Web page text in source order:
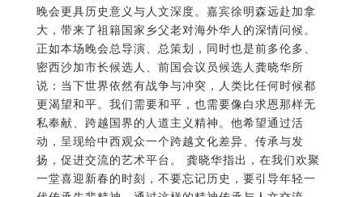
晚会更具历史意义与人文深度。嘉宾徐明森远赴加拿
大，带来了祖籍国家乡父老对海外华人的深情问候。
正如本场晚会总导演、总策划，同时也是前多伦多、
密西沙加市长候选人、前国会议员候选人龚晓华所
说：当下世界依然有战争与冲突，人类比任何时候都
更渴望和平。我们需要和平，也需要像白求恩那样无
私奉献、跨越国界的人道主义精神。他希望通过活
动，呈现给中西观众一个跨越文化差异、传承与发
扬，促进交流的艺术平台。 龚晓华指出，在我们欢聚
一堂喜迎新春的时刻，不要忘记历史，要引导年轻一